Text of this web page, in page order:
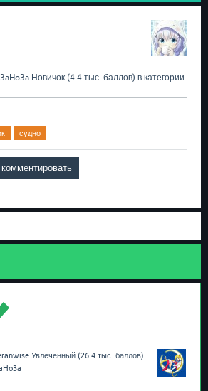
3aHo3a Новичок (4.4 тыс. баллов) в категории
судно
Увлеченный (26.4 тыс. баллов)